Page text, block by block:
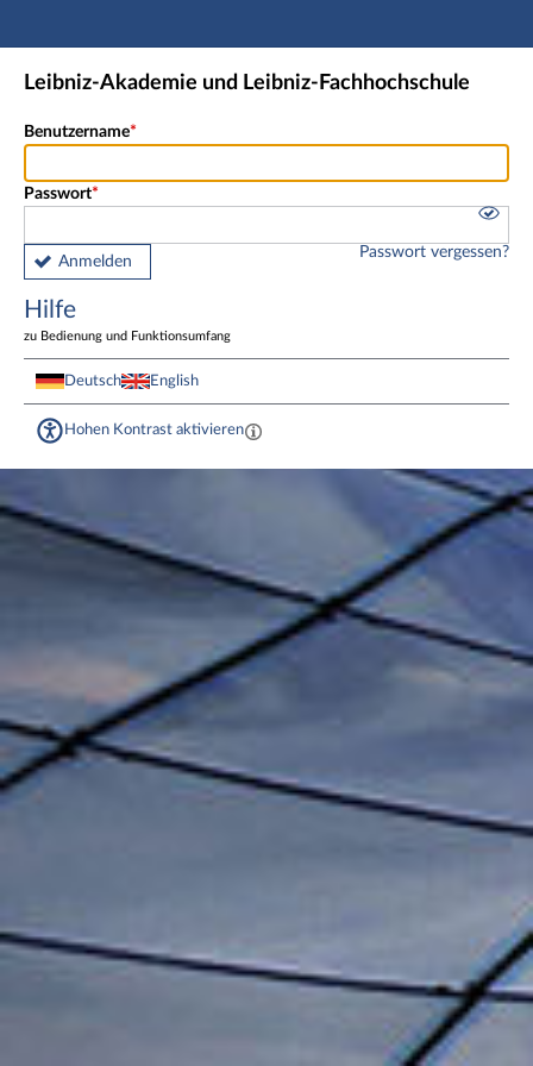
Hauptnavigation
Fußzeile
Leibniz-Akademie und Leibniz-Fachhochschule
Benutzername
Passwort
Anmelden
Passwort vergessen?
Hilfe
zu Bedienung und Funktionsumfang
Deutsch English
Hohen Kontrast aktivieren